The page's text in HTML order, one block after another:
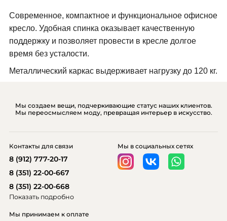
Современное, компактное и функциональное офисное
кресло. Удобная спинка оказывает качественную
поддержку и позволяет провести в кресле долгое
время без усталости.
Металлический каркас выдерживает нагрузку до 120 кг.
Мы создаем вещи, подчеркивающие статус наших клиентов.
Мы переосмысляем моду, превращая интерьер в искусство.
Мы принимаем к оплате
Мы в социальных сетях
Контакты для связи
8 (912) 777-20-17
8 (351) 22-00-667
8 (351) 22-00-668
Показать подробно